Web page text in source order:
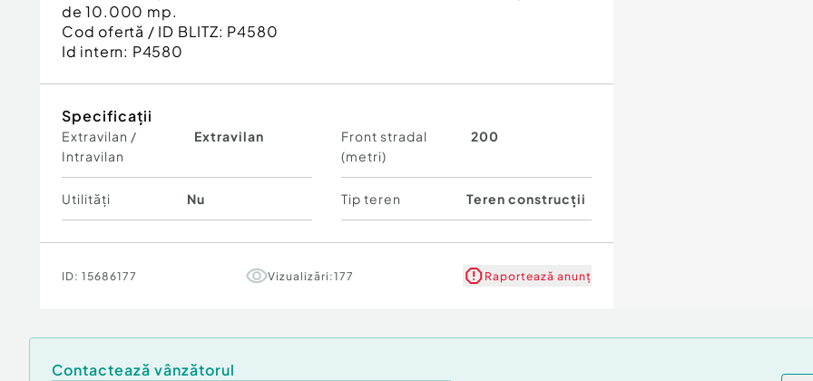
de 10.000 mp.
Cod ofertă / ID BLITZ: P4580
Id intern: P4580
Specificații
Extravilan /
Intravilan
Extravilan
Front stradal
(metri)
200
Utilități Nu Tip teren Teren construcții
ID: 15686177 Vizualizări:177 Raportează anunț
Contactează vânzătorul